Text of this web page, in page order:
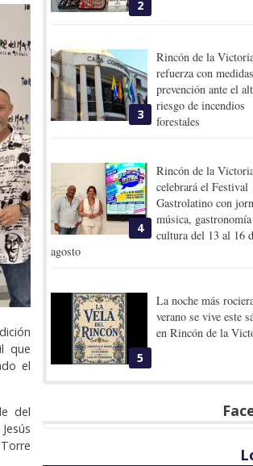
que
el
del
2
3
Rincón de la
refuerza con
prevención ante el
riesgo de incendios
forestales
4
Rincón de la
celebrará el Festival
Gastrolatino con
música,
cultura del 13 al 16
agosto
5
La noche más
verano se vive este
en Rincón de la